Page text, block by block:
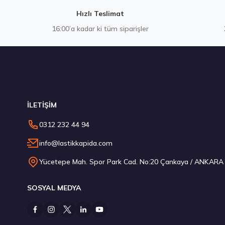
Hankook 285/40R22 110Y XL Ventus S1 evo3 SUV K127A
18.683,50 ₺
Hızlı Teslimat
16:00’a kadar ki tüm siparişler
İLETİŞİM
0312 232 44 94
info@lastikkapida.com
Yücetepe Mah. Spor Park Cad. No:20 Çankaya / ANKARA
SOSYAL MEDYA